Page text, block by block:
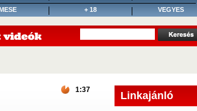
+ 18 VEGYES
1:37 Linkajánló